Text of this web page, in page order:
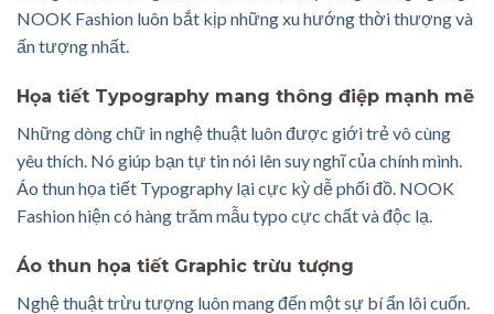
NOOK Fashion luôn bắt kịp những xu hướng thời thượng và
ấn tượng nhất.
Họa tiết Typography mang thông điệp mạnh mẽ
Những dòng chữ in nghệ thuật luôn được giới trẻ vô cùng
yêu thích. Nó giúp bạn tự tin nói lên suy nghĩ của chính mình.
Áo thun họa tiết Typography lại cực kỳ dễ phối đồ. NOOK
Fashion hiện có hàng trăm mẫu typo cực chất và độc lạ.
Áo thun họa tiết Graphic trừu tượng
Nghệ thuật trừu tượng luôn mang đến một sự bí ẩn lôi cuốn.